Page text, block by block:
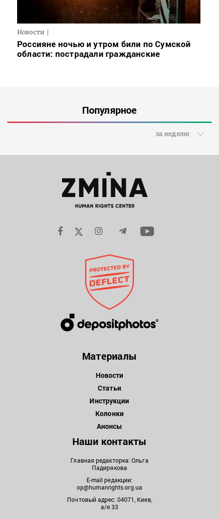
Новости
Россияне ночью и утром били по Сумской
области: пострадали гражданские
Популярное
за неделю
Материалы
Новости
Статьи
Инструкции
Колонки
Анонсы
Наши контакты
Главная редакторка: Ольга
Падирякова
E-mail редакции:
op@humanrights.org.ua
Почтовый адрес: 04071, Киев,
а/я 33